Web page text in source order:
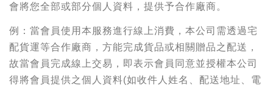
會將您全部或部分個人資料，提供予合作廠商。
例：當會員使用本服務進行線上消費，本公司需透過宅
配貨運等合作廠商，方能完成貨品或相關贈品之配送，
故當會員完成線上交易，即表示會員同意並授權本公司
得將會員提供之個人資料(如收件人姓名、配送地址、電